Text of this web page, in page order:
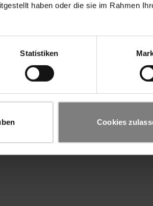
haben oder die sie im Rahmen
Statistiken
Cookies